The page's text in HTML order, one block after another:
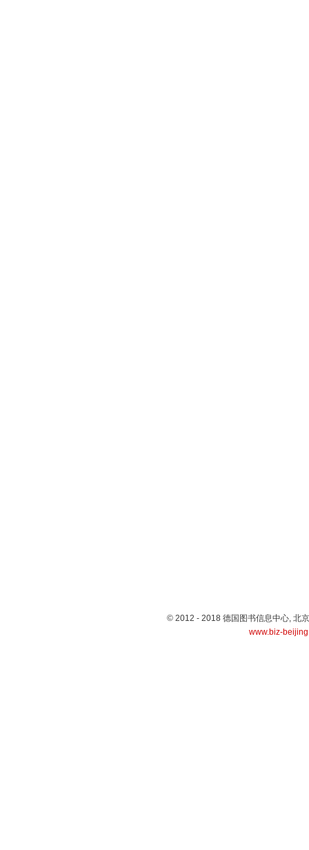
© 2012 - 2018 德国图书信息中心, 北
www.biz-